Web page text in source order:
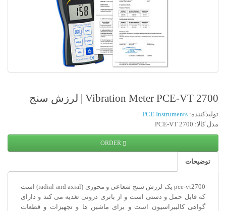
Vibration Meter PCE-VT 2700 | لرزش سنج
تولیدکننده: PCE Instruments
مدل کالا: PCE-VT 2700
ORDER
توضیحات
pce-vt2700 یک لرزش سنج شعاعی و محوری (radial and axial) است
که قابل حمل و دستی است و از باتری درونی تغذیه می کند و دارای
گواهی کالیبراسیون است و برای ماشین ها و تجهیزات و قطعات